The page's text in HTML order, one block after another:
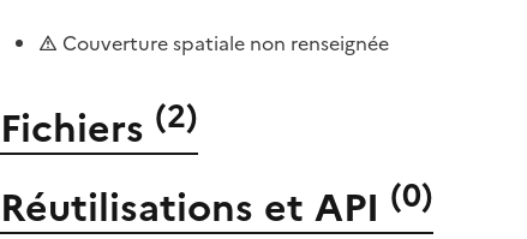
Couverture spatiale non renseignée
Fichiers (2)
Réutilisations et API (0)